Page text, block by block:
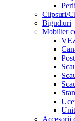
Clipsuri/
Bigudiuri
Mobilier
Accesorii